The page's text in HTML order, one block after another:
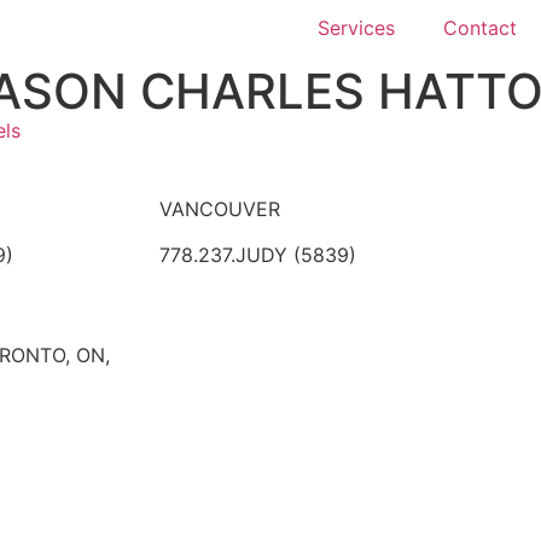
Services Contact
CHARLES
ON,
VANCOUVER
778.237.JUDY (5839)